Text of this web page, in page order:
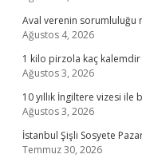
Aval verenin sorumluluğu
Ağustos 4, 2026
1 kilo pirzola kaç kalemdir
Ağustos 3, 2026
10 yıllık İngiltere vizesi ile
Ağustos 3, 2026
İstanbul Şişli Sosyete
Temmuz 30, 2026